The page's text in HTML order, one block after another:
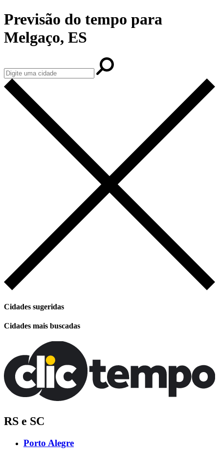
Previsão do tempo para
Melgaço, ES
Cidades sugeridas
Cidades mais buscadas
RS e SC
Porto Alegre